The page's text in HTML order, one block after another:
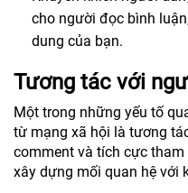
cho người đọc bình
dung của bạn.
Tương tác với
Một trong những yếu tố
từ mạng xã hội là tương
comment và tích cực
xây dựng mối quan hệ với